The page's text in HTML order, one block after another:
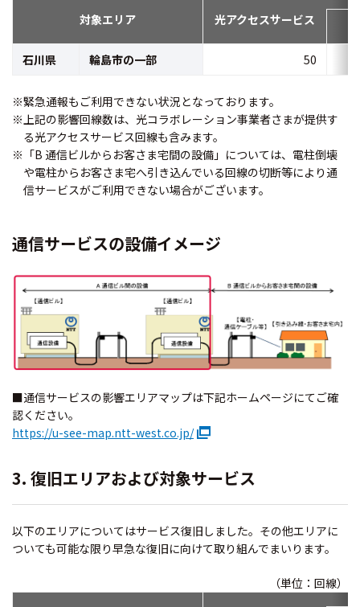
対象エリア 光アクセスサービス
石川県 輪島市の一部 50
※緊急通報もご利用できない状況となっております。
※上記の影響回線数は、光コラボレーション事業者さまが提供す
る光アクセスサービス回線も含みます。
※「B 通信ビルからお客さま宅間の設備」については、電柱倒壊
や電柱からお客さま宅へ引き込んでいる回線の切断等により通
信サービスがご利用できない場合がございます。
通信サービスの設備イメージ
■通信サービスの影響エリアマップは下記ホームページにてご確
認ください。
https://u-see-map.ntt-west.co.jp/
3. 復旧エリアおよび対象サービス
以下のエリアについてはサービス復旧しました。その他エリアに
ついても可能な限り早急な復旧に向けて取り組んでまいります。
（単位：回線）